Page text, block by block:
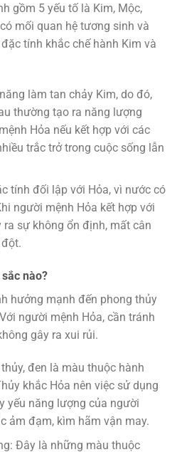
gồm 5 yếu tố là Kim, Mộc,
mối quan hệ tương sinh và
tính khắc chế hành Kim và
làm tan chảy Kim, do đó,
thường tạo ra năng lượng
Hỏa nếu kết hợp với các
trắc trở trong cuộc sống lẫn
tính đối lập với Hỏa, vì nước có
người mệnh Hỏa kết hợp với
ra sự không ổn định, mất cân
nào?
hưởng mạnh đến phong thủy
người mệnh Hỏa, cần tránh
gây ra xui rủi.
đen là màu thuộc hành
khắc Hỏa nên việc sử dụng
yếu năng lượng của người
ảm đạm, kìm hãm vận may.
Đây là những màu thuộc